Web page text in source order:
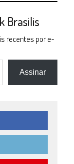
Brasilis
recentes por e-
Assinar